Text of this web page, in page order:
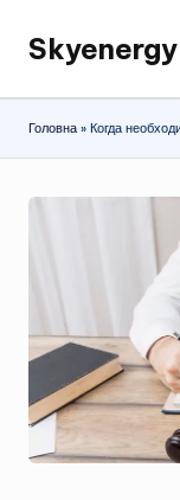
Перейти
вмісту
Skyenergy
Головна» Когда